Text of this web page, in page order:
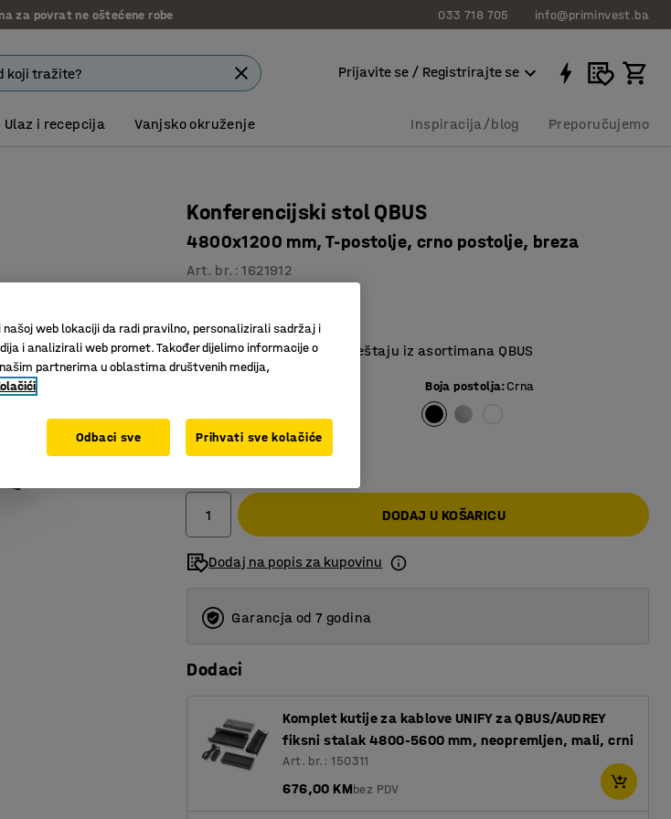
za povrat ne oštećene robe 033 718 705 info@priminvest.ba
Prijavite se / Registrirajte se
Ulaz i recepcija Vanjsko okruženje Inspiracija/blog Preporučujemo
Konferencijski stol QBUS
4800x1200 mm, T-postolje, crno postolje, breza
Art. br. :1621912
U nekoliko dužina
Odgovara ostalom namještaju iz asortimana QBUS
Boja postolja:Crna
2.125,00 KM
DODAJ U KOŠARICU
Dodaj na popis za kupovinu
Garancja od 7 godina
Dodaci
Komplet kutije za kablove UNIFY za QBUS/AUDREY
fiksni stalak 4800-5600 mm, neopremljen, mali, crni
Art. br.: 150311
676,00 KMbez PDV
web lokaciji da radi pravilno, personalizirali sadržaj i
i analizirali web promet. Također dijelimo informacije o
partnerima u oblastima društvenih medija,
Odbaci sve Prihvati sve kolačiće